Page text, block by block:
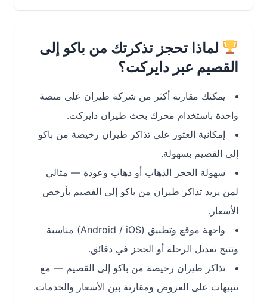
لماذا تحجز تذكرتك من باكو إلى
القصيم عبر دايركت؟
يمكنك مقارنة أكثر من شركة طيران على منصة
واحدة باستخدام محرك بحث طيران دايركت.
إمكانية العثور على تذاكر طيران رخيصة من باكو
إلى القصيم بسهولة.
سهولة الحجز الذهاب أو ذهاب وعودة — مثالي
لمن يريد تذاكر طيران من باكو إلى القصيم بأرخص
الأسعار.
واجهة موقع وتطبيق (Android / iOS) مناسبة
وتتيح تعديل الرحلة أو الحجز في دقائق.
تذاكر طيران رخيصة من باكو إلى القصيم — مع
تنبيهات على العروض ومقارنة بين الأسعار والخدمات.